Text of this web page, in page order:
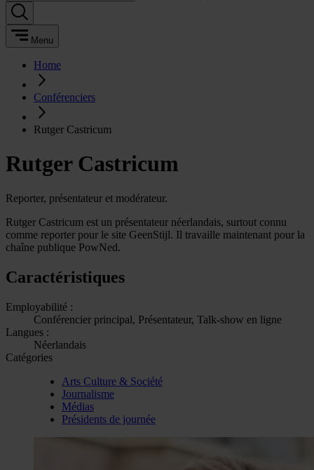
Menu
Home
Conférenciers
Rutger Castricum
Rutger Castricum
Reporter, présentateur et modérateur.
Rutger Castricum est un présentateur néerlandais, surtout connu
comme reporter pour le site GeenStijl. Il travaille maintenant pour la
chaîne publique PowNed.
Caractéristiques
Employabilité :
Conférencier principal, Présentateur, Talk-show en ligne
Langues :
Néerlandais
Catégories
Arts Culture & Société
Journalisme
Médias
Présidents de journée